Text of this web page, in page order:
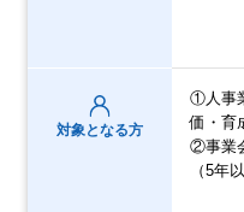
対象となる方
①人事
価・育
②事業
（5年